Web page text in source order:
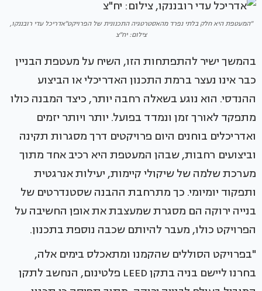
"המעטפת היא חלק בלתי נפרד מהאסטרטגיה התכנונית של הפרויקט"אדריכל עדי רובננקו,
צילום: יח"צ
בהמשך ישיר להתפתחות הזו, השיח על מעטפת הבניין
כבר אינו נעצר ברמת התכנון האדריכלי או הביצוע
ההנדסי. הוא נוגע בשאלה רחבה יותר, כיצד המבנה כולו
מתפקד לאורך זמן ונמדד בפועל. יותר ויותר יזמים
ואדריכלים בוחנים היום פרויקטים דרך מסגרות תקינה
וביצועים רחבות, שבהן המעטפת היא רכיב אחד מתוך
מערכת שלמה של שיקולי קיימות, יעילות אנרגטית
ותפקוד יומיומי. כך מתרחבת ההבנה שסטנדרטים של
בנייה ירוקה הם מסגרת שמעצבת את אופן החשיבה על
הפרויקט כולו, מעבר להיותם שכבה נוספת בתכנון.
"בפרויקט הסוללים שהקמנו ומתאכלס בימים אלה,
בחרנו ליישם בניה בתקן LEED פלטינום, הנחשב לתקן